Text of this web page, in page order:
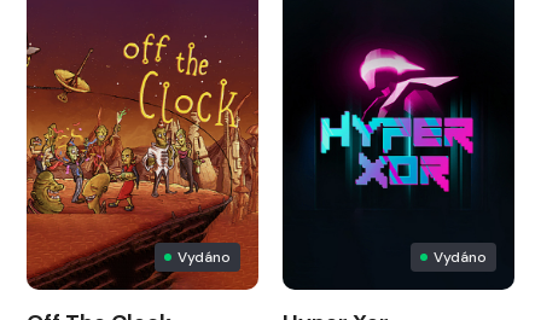
Vydáno Vydáno